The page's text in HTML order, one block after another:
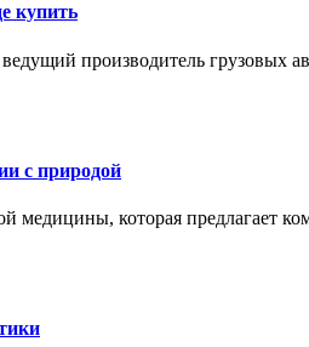
купить
производитель грузовых
с природой
медицины, которая предлагает